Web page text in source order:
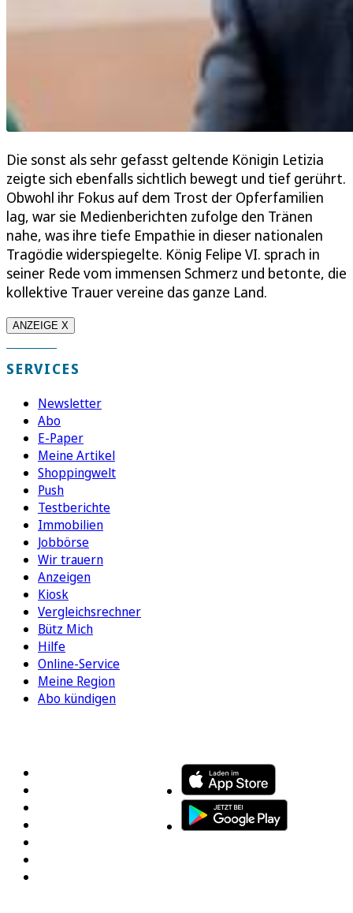
Die sonst als sehr gefasst geltende Königin Letizia
zeigte sich ebenfalls sichtlich bewegt und tief gerührt.
Obwohl ihr Fokus auf dem Trost der Opferfamilien
lag, war sie Medienberichten zufolge den Tränen
nahe, was ihre tiefe Empathie in dieser nationalen
Tragödie widerspiegelte. König Felipe VI. sprach in
seiner Rede vom immensen Schmerz und betonte, die
kollektive Trauer vereine das ganze Land.
ANZEIGE X
SERVICES
Newsletter
Abo
E-Paper
Meine Artikel
Shoppingwelt
Push
Testberichte
Immobilien
Jobbörse
Wir trauern
Anzeigen
Kiosk
Vergleichsrechner
Bütz Mich
Hilfe
Online-Service
Meine Region
Abo kündigen